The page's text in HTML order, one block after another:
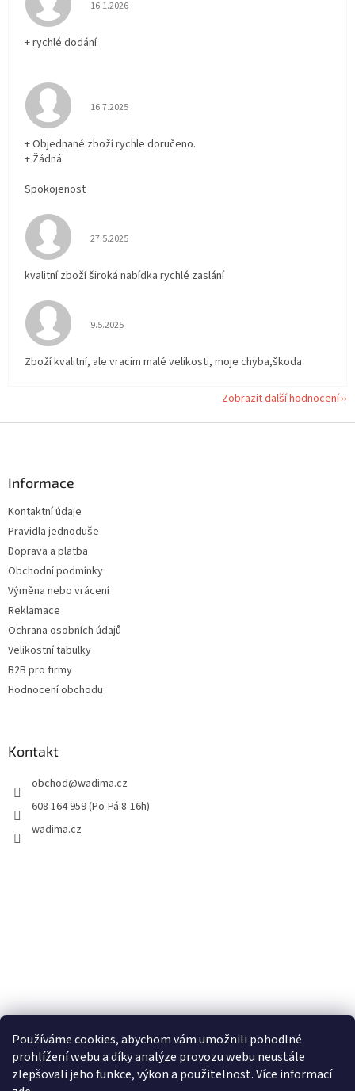
Používáme cookies, abychom vám umožnili pohodlné
prohlížení webu a díky analýze provozu webu neustále
zlepšovali jeho funkce, výkon a použitelnost. Více informací
16.1.2026
+ rychlé dodání
Hodnocení obchodu je 5 z 5 hvězdiček.
16.7.2025
+ Objednané zboží rychle doručeno.
+ Žádná
Spokojenost
Hodnocení obchodu je 5 z 5 hvězdiček.
27.5.2025
kvalitní zboží široká nabídka rychlé zaslání
Hodnocení obchodu je 5 z 5 hvězdiček.
9.5.2025
Zboží kvalitní, ale vracim malé velikosti, moje chyba,škoda.
Zobrazit další hodnocení
Informace
Kontaktní údaje
Pravidla jednoduše
Doprava a platba
Obchodní podmínky
Výměna nebo vrácení
Reklamace
Ochrana osobních údajů
Velikostní tabulky
B2B pro firmy
Hodnocení obchodu
Kontakt
obchod@wadima.cz
608 164 959 (Po-Pá 8-16h)
wadima.cz